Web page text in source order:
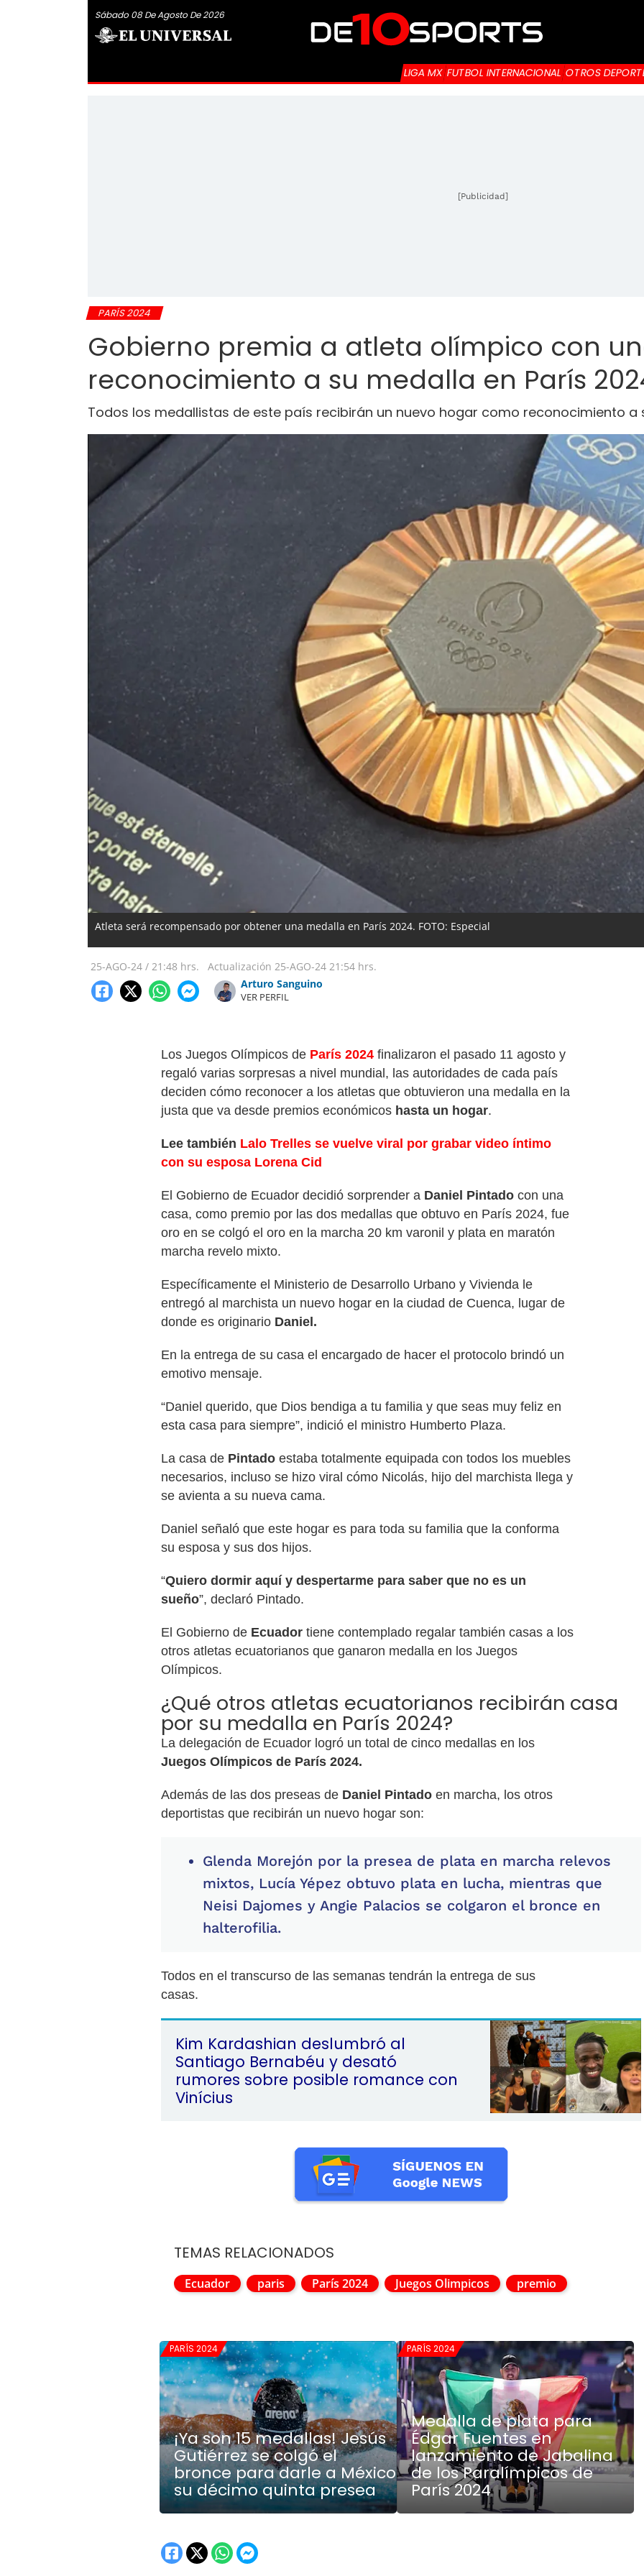
Sábado 08 De Agosto De 2026
LIGA MX FUTBOL INTERNACIONAL OTROS
[Publicidad]
PARÍS 2024
Gobierno premia a atleta olímpico con
reconocimiento a su medalla en París
Todos los medallistas de este país recibirán un nuevo hogar como reconocimiento a
Atleta será recompensado por obtener una medalla en París 2024. FOTO: Especial
25-AGO-24 / 21:48 hrs. Actualización 25-AGO-24 21:54 hrs.
Arturo Sanguino
VER PERFIL
Los Juegos Olímpicos de París 2024 finalizaron el pasado 11 agosto y
regaló varias sorpresas a nivel mundial, las autoridades de cada país
deciden cómo reconocer a los atletas que obtuvieron una medalla en la
justa que va desde premios económicos hasta un hogar.
Lee también Lalo Trelles se vuelve viral por grabar video íntimo
con su esposa Lorena Cid
El Gobierno de Ecuador decidió sorprender a Daniel Pintado con una
casa, como premio por las dos medallas que obtuvo en París 2024, fue
oro en se colgó el oro en la marcha 20 km varonil y plata en maratón
marcha revelo mixto.
Específicamente el Ministerio de Desarrollo Urbano y Vivienda le
entregó al marchista un nuevo hogar en la ciudad de Cuenca, lugar de
donde es originario Daniel.
En la entrega de su casa el encargado de hacer el protocolo brindó un
emotivo mensaje.
“Daniel querido, que Dios bendiga a tu familia y que seas muy feliz en
esta casa para siempre”, indició el ministro Humberto Plaza.
La casa de Pintado estaba totalmente equipada con todos los muebles
necesarios, incluso se hizo viral cómo Nicolás, hijo del marchista llega y
se avienta a su nueva cama.
Daniel señaló que este hogar es para toda su familia que la conforma
su esposa y sus dos hijos.
“Quiero dormir aquí y despertarme para saber que no es un
sueño”, declaró Pintado.
El Gobierno de Ecuador tiene contemplado regalar también casas a los
otros atletas ecuatorianos que ganaron medalla en los Juegos
Olímpicos.
¿Qué otros atletas ecuatorianos recibirán casa
por su medalla en París 2024?
La delegación de Ecuador logró un total de cinco medallas en los
Juegos Olímpicos de París 2024.
Además de las dos preseas de Daniel Pintado en marcha, los otros
deportistas que recibirán un nuevo hogar son:
Glenda Morejón por la presea de plata en marcha relevos
mixtos, Lucía Yépez obtuvo plata en lucha, mientras que
Neisi Dajomes y Angie Palacios se colgaron el bronce en
halterofilia.
Todos en el transcurso de las semanas tendrán la entrega de sus
casas.
Kim Kardashian deslumbró al
Santiago Bernabéu y desató
rumores sobre posible romance con
Vinícius
TEMAS RELACIONADOS
Ecuador paris París 2024 Juegos Olimpicos premio
PARÍS 2024
¡Ya son 15 medallas! Jesús
Gutiérrez se colgó el
bronce para darle a México
su décimo quinta presea
PARÍS 2024
Medalla de plata para
Édgar Fuentes en
lanzamiento de Jabalina
de los Paralímpicos de
París 2024